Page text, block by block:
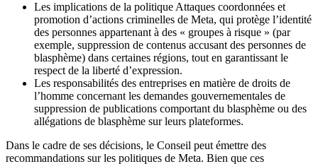
Les implications de la politique Attaques coordonnées et
promotion d’actions criminelles de Meta, qui protège l’identité
des personnes appartenant à des « groupes à risque » (par
exemple, suppression de contenus accusant des personnes de
blasphème) dans certaines régions, tout en garantissant le
respect de la liberté d’expression.
Les responsabilités des entreprises en matière de droits de
l’homme concernant les demandes gouvernementales de
suppression de publications comportant du blasphème ou des
allégations de blasphème sur leurs plateformes.
Dans le cadre de ses décisions, le Conseil peut émettre des
recommandations sur les politiques de Meta. Bien que ces